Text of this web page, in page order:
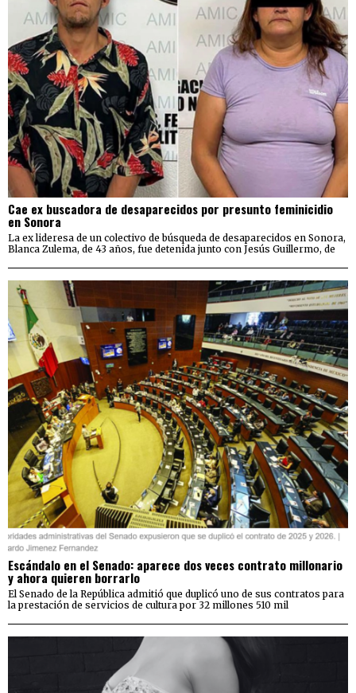
Cae ex buscadora de desaparecidos por presunto feminicidio
en Sonora
La ex lideresa de un colectivo de búsqueda de desaparecidos en Sonora,
Blanca Zulema, de 43 años, fue detenida junto con Jesús Guillermo, de
Escándalo en el Senado: aparece dos veces contrato millonario
y ahora quieren borrarlo
El Senado de la República admitió que duplicó uno de sus contratos para
la prestación de servicios de cultura por 32 millones 510 mil